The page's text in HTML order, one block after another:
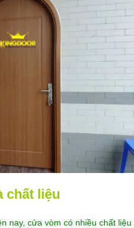
chất liệu
nay, cửa vòm có nhiều chất liệu